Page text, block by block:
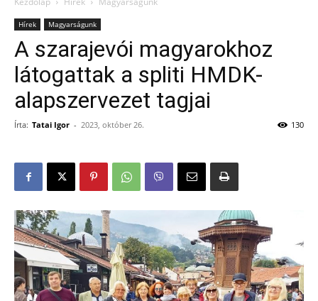
Hírek Magyarságunk
A szarajevói magyarokhoz
látogattak a spliti HMDK-
alapszervezet tagjai
Írta: Tatai Igor - 2023, október 26. 130